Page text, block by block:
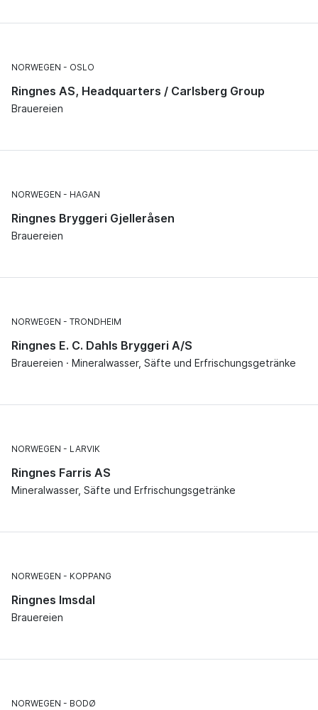
NORWEGEN OSLO
Ringnes AS, Headquarters / Carlsberg Group
Brauereien
NORWEGEN HAGAN
Ringnes Bryggeri Gjelleråsen
Brauereien
NORWEGEN TRONDHEIM
Ringnes E. C. Dahls Bryggeri A/S
Brauereien · Mineralwasser, Säfte und Erfrischungsgetränke
NORWEGEN LARVIK
Ringnes Farris AS
Mineralwasser, Säfte und Erfrischungsgetränke
NORWEGEN KOPPANG
Ringnes Imsdal
Brauereien
NORWEGEN BODØ